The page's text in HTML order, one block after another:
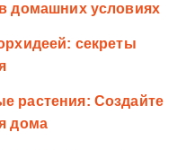
домашних условиях
секреты
растения: Создайте
дома